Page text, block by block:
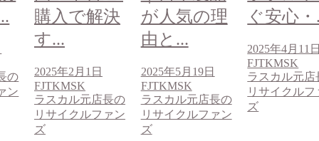
の
ン
購入で解決
す...
2025年2月1日
FJTKMSK
ラスカル元店長の
リサイクルファン
ズ
が人気の理
由と...
2025年5月19日
FJTKMSK
ラスカル元店長の
リサイクルファン
ズ
ぐ安心・
2025年4月11
FJTKMSK
ラスカル元店
リサイクルフ
ズ